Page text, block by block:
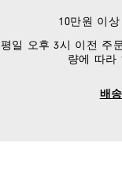
10만원 이
평일 오후 3시 이전 주
량에 따라
배